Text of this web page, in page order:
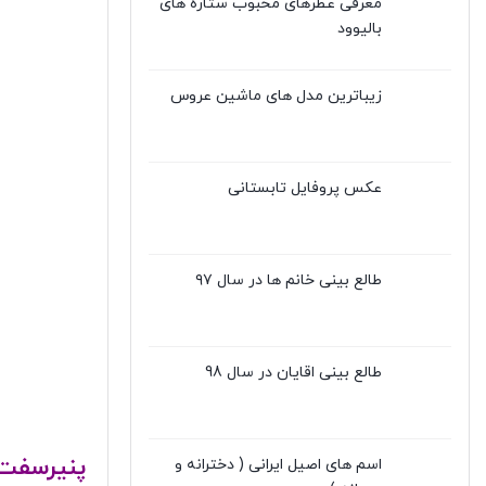
بالیوود
زیباترین مدل های ماشین عروس
عکس پروفایل تابستانی
طالع بینی خانم ها در سال ۹۷
طالع بینی اقایان در سال 98
اسم های اصیل ایرانی ( دخترانه و